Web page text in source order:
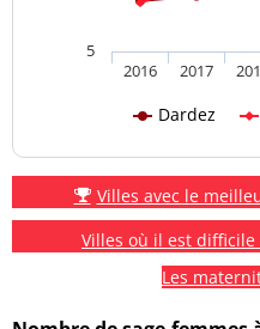
Dardez
2016 2017
5
Villes avec le
Villes où il est
Les